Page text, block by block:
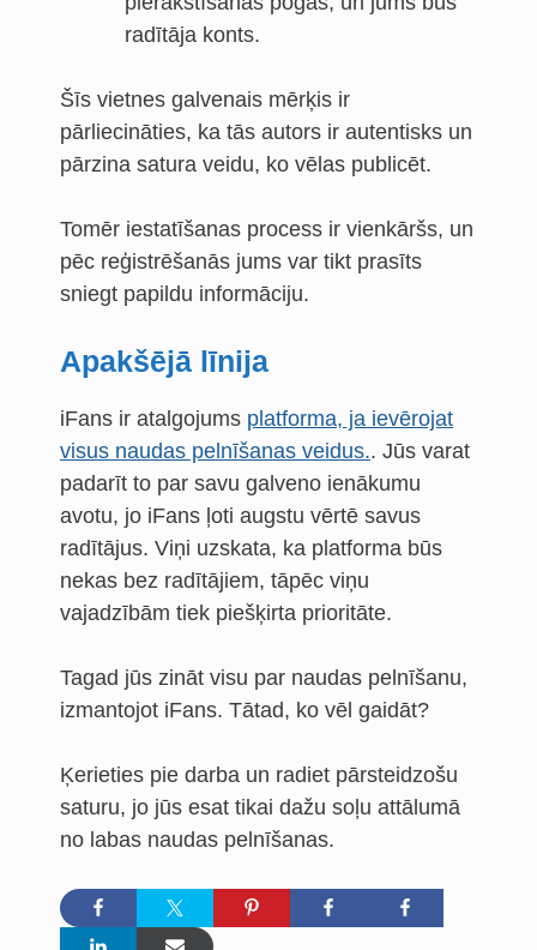
radītāja konts.
Šīs vietnes galvenais mērķis ir
pārliecināties, ka tās autors ir autentisks un
pārzina satura veidu, ko vēlas publicēt.
Tomēr iestatīšanas process ir vienkāršs, un
pēc reģistrēšanās jums var tikt prasīts
sniegt papildu informāciju.
Apakšējā līnija
iFans ir atalgojums platforma, ja ievērojat
visus naudas pelnīšanas veidus.. Jūs varat
padarīt to par savu galveno ienākumu
avotu, jo iFans ļoti augstu vērtē savus
radītājus. Viņi uzskata, ka platforma būs
nekas bez radītājiem, tāpēc viņu
vajadzībām tiek piešķirta prioritāte.
Tagad jūs zināt visu par naudas pelnīšanu,
izmantojot iFans. Tātad, ko vēl gaidāt?
Ķerieties pie darba un radiet pārsteidzošu
saturu, jo jūs esat tikai dažu soļu attālumā
no labas naudas pelnīšanas.